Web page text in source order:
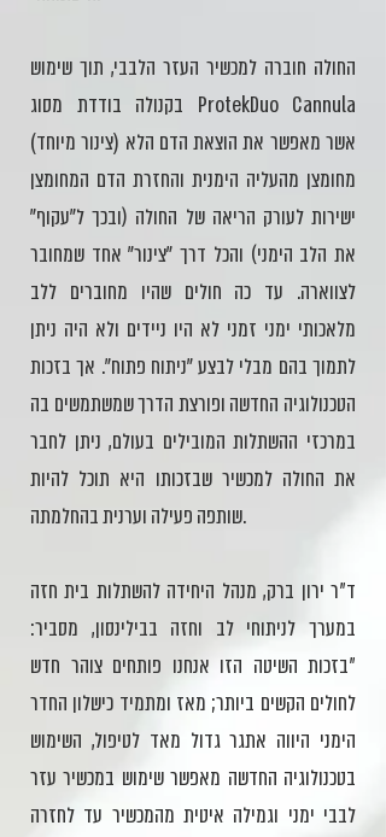
החולה חוברה למכשיר העזר הלבבי, תוך שימוש
בקנולה בודדת מסוג ProtekDuo Cannula
(צינור מיוחד) אשר מאפשר את הוצאת הדם הלא
מחומצן מהעליה הימנית והחזרת הדם המחומצן
ישירות לעורק הריאה של החולה (ובכך ל״עקוף״
את הלב הימני) והכל דרך ״צינור״ אחד שמחובר
לצווארה. עד כה חולים שהיו מחוברים ללב
מלאכותי ימני זמני לא היו ניידים ולא היה ניתן
לתמוך בהם מבלי לבצע ״ניתוח פתוח״. אך בזכות
הטכנולוגיה החדשה ופורצת הדרך שמשתמשים בה
במרכזי ההשתלות המובילים בעולם, ניתן לחבר
את החולה למכשיר שבזכותו היא תוכל להיות
שותפה פעילה וערנית בהחלמתה.
ד"ר ירון ברק, מנהל היחידה להשתלות בית חזה
במערך לניתוחי לב וחזה בבילינסון, מסביר:
"בזכות השיטה הזו אנחנו פותחים צוהר חדש
לחולים הקשים ביותר; מאז ומתמיד כישלון החדר
הימני היווה אתגר גדול מאד לטיפול, השימוש
בטכנולוגיה החדשה מאפשר שימוש במכשיר עזר
לבבי ימני וגמילה איטית מהמכשיר עד לחזרה